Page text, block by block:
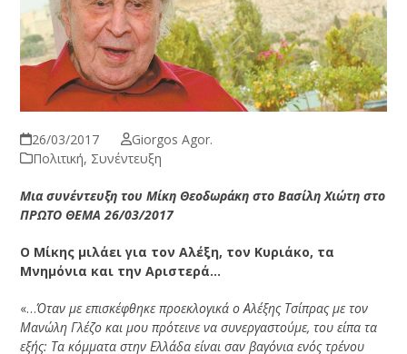
26/03/2017
Giorgos Agor.
Πολιτική, Συνέντευξη
Μια συνέντευξη του Μίκη Θεοδωράκη στο Βασίλη Χιώτη στο
ΠΡΩΤΟ ΘΕΜΑ 26/03/2017
Ο Μίκης μιλάει για τον Αλέξη, τον Κυριάκο, τα
Μνημόνια και την Αριστερά…
«…Όταν με επισκέφθηκε προεκλογικά ο Αλέξης Τσίπρας με τον
Μανώλη Γλέζο και μου πρότεινε να συνεργαστούμε, του είπα τα
εξής: Τα κόμματα στην Ελλάδα είναι σαν βαγόνια ενός τρένου